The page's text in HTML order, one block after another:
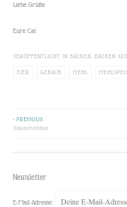
Liebe Grüße
Eure Cat
VERÖFFENTLICHT IN BACKEN, BACKEN SÜSS
EIER GEBÄCK MEHL
Beitragsnavigation
< PREVIOUS
Kräuterbrötchen
Newsletter
E-Mail-Adresse: